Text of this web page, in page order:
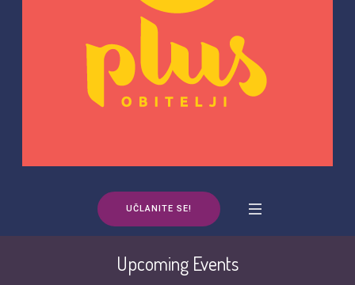
UČLANITE SE!
Upcoming Events